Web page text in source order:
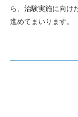
ら、治験実施に向け
進めてまいります。